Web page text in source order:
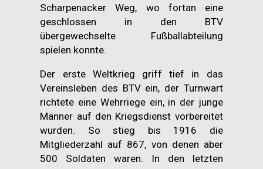
Scharpenacker Weg, wo fortan eine
geschlossen in den BTV
übergewechselte Fußballabteilung
spielen konnte.
Der erste Weltkrieg griff tief in das
Vereinsleben des BTV ein, der Turnwart
richtete eine Wehrriege ein, in der junge
Männer auf den Kriegsdienst vorbereitet
wurden. So stieg bis 1916 die
Mitgliederzahl auf 867, von denen aber
500 Soldaten waren. In den letzten